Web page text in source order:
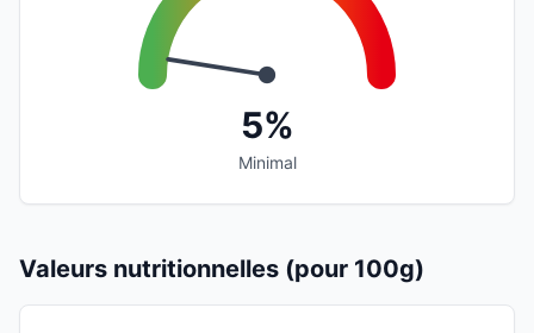
5%
Minimal
Valeurs nutritionnelles (pour 100g)